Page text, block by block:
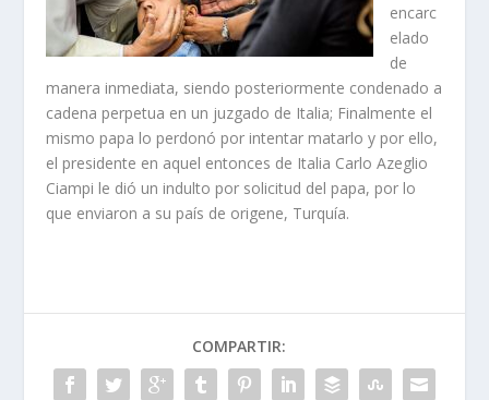
encarc
elado
de
manera inmediata, siendo posteriormente condenado a
cadena perpetua en un juzgado de Italia; Finalmente el
mismo papa lo perdonó por intentar matarlo y por ello,
el presidente en aquel entonces de Italia Carlo Azeglio
Ciampi le dió un indulto por solicitud del papa, por lo
que enviaron a su país de origene, Turquía.
COMPARTIR: